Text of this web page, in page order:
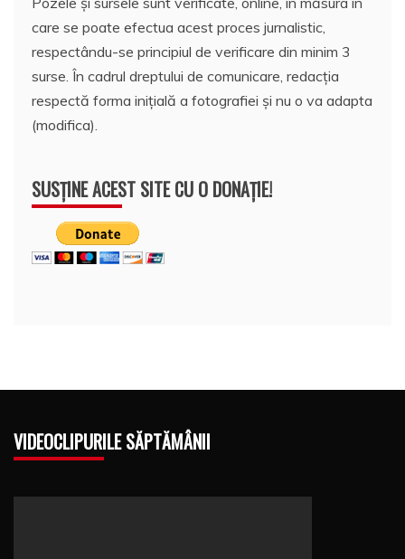
care se poate efectua acest proces jurnalistic,
respectându-se principiul de verificare din minim 3
surse. În cadrul dreptului de comunicare, redacția
respectă forma inițială a fotografiei și nu o va adapta
(modifica).
SUSȚINE ACEST SITE CU O DONAȚIE!
VIDEOCLIPURILE SĂPTĂMÂNII